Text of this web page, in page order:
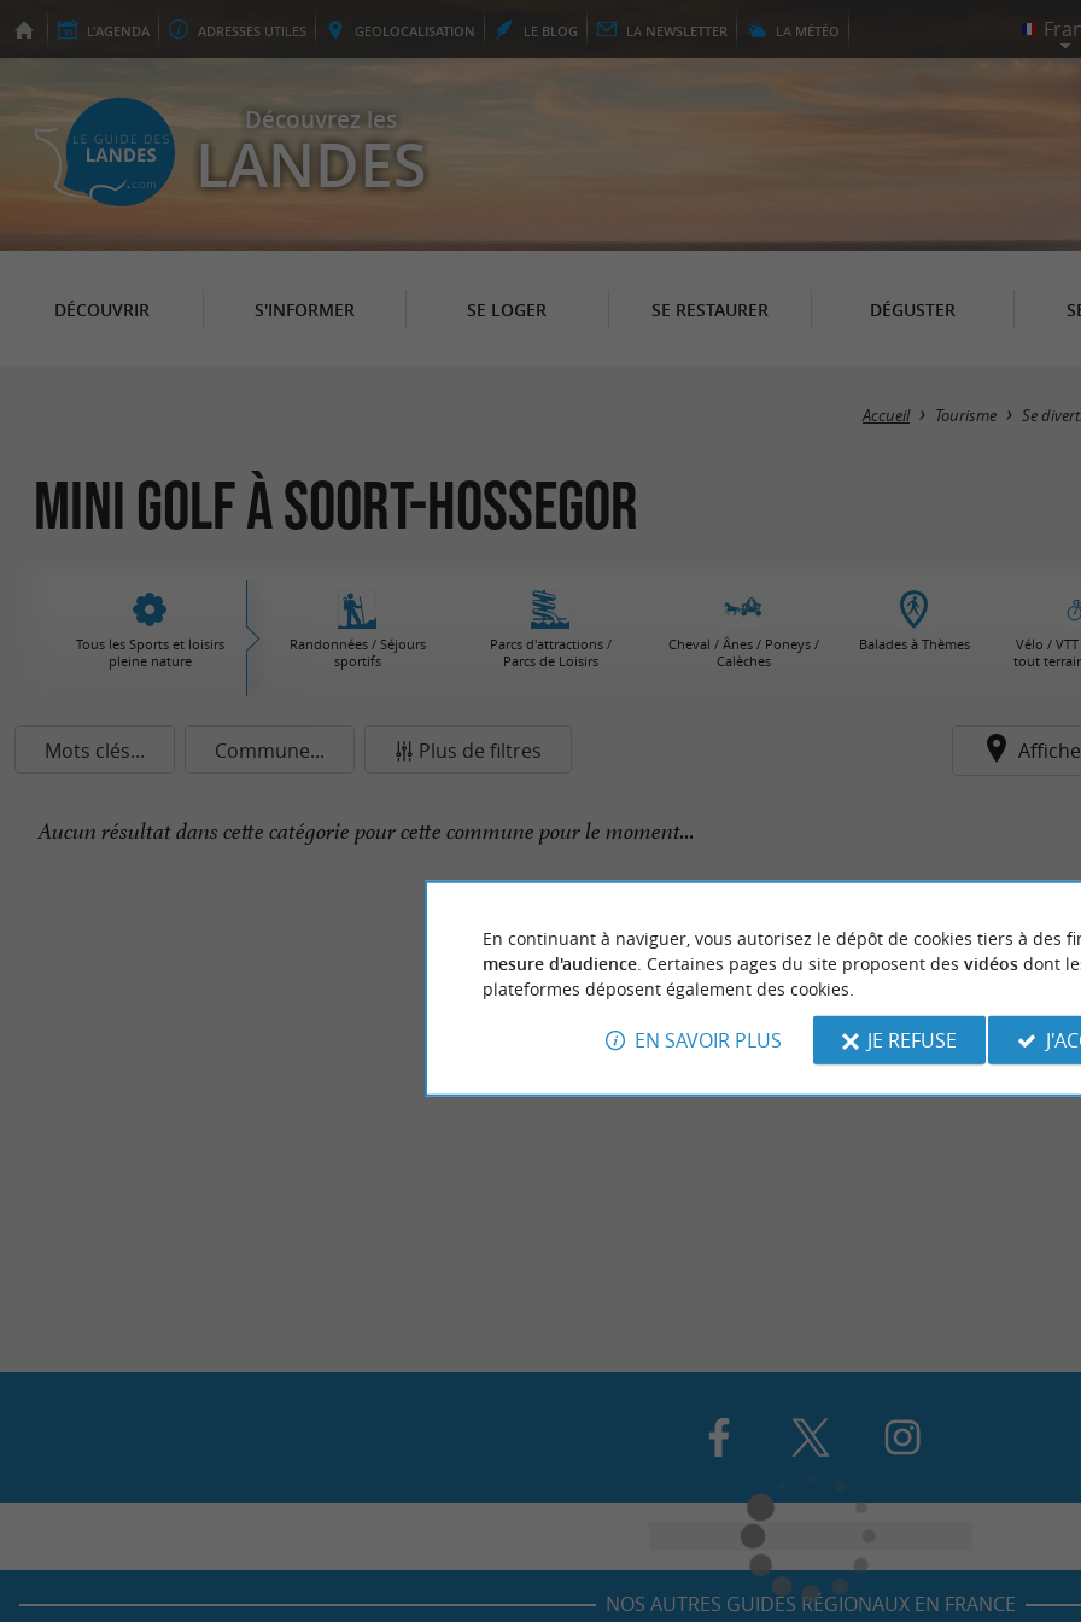
L'AGENDA ADRESSES UTILES GEOLOCALISATION LE BLOG LA NEWSLETTER LA MÉTÉO
Découvrez les
LANDES
DÉCOUVRIR S'INFORMER SE LOGER SE RESTAURER DÉGUSTER
Accueil Tourisme Se
Mini Golf à Soort-Hossegor
Tous les Sports et loisirs
pleine nature
Randonnées / Séjours
sportifs
Parcs d'attractions /
Parcs de Loisirs
Cheval / Ânes / Poneys /
Calèches
Balades à Thèmes
Vélo /
tout
Mots clés... Commune... Plus de filtres
Aucun résultat dans cette catégorie pour cette commune pour le moment...
NOS AUTRES GUIDES RÉGIONAUX EN FRANCE
En continuant à naviguer, vous autorisez le dépôt de cookies tiers à des
mesure d'audience. Certaines pages du site proposent des vidéosdont
plateformes déposent également des cookies.
EN SAVOIR PLUS JE REFUSE